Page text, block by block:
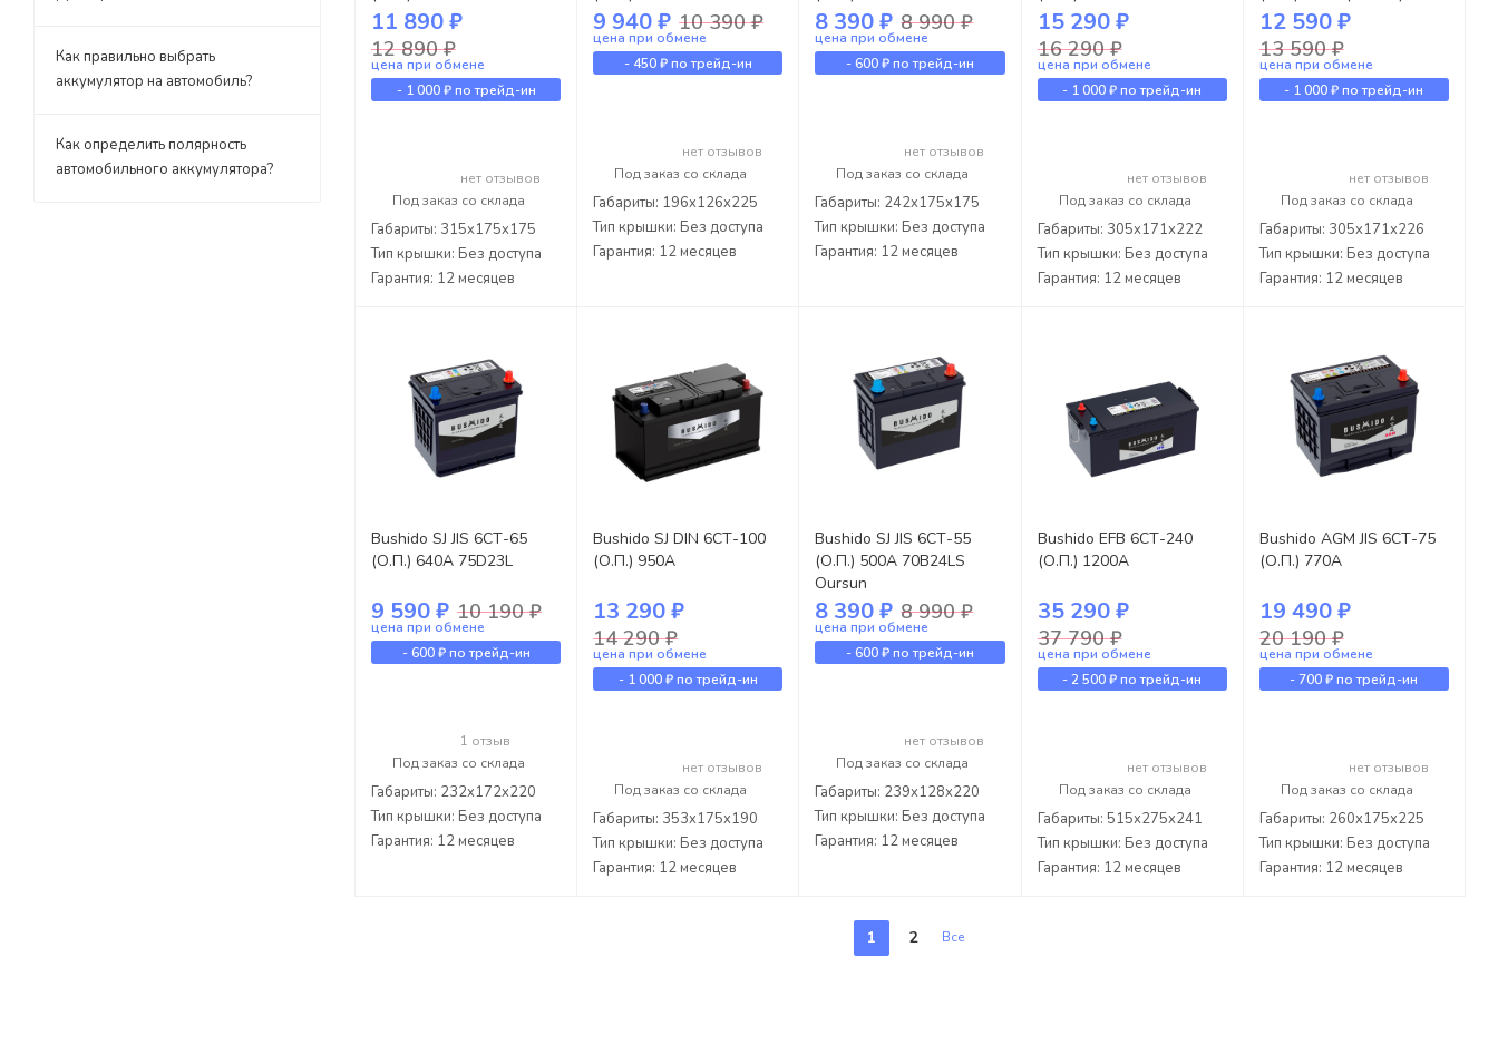
11 890 ₽
12 890 ₽
цена при обмене
- 1 000 ₽ по трейд-ин
нет отзывов
Под заказ со склада
Габариты: 315x175x175
Тип крышки: Без доступа
Гарантия: 12 месяцев
9 940 ₽ 10 390 ₽
цена при обмене
- 450 ₽ по трейд-ин
нет отзывов
Под заказ со склада
Габариты: 196x126x225
Тип крышки: Без доступа
Гарантия: 12 месяцев
8 390 ₽ 8 990 ₽
цена при обмене
-600 ₽по трейд-ин
нет отзывов
Под заказ со склада
Габариты: 242x175x175
Тип крышки: Без доступа
Гарантия: 12 месяцев
15 290 ₽
16 290 ₽
цена при обмене
- 1 000 ₽по трейд-ин
нет отзывов
Под заказ со склада
Габариты: 305x171x222
Тип крышки: Без доступа
Гарантия: 12 месяцев
12 590 ₽
13 590 ₽
цена при обмене
- 1 000 ₽ по трейд-ин
нет отзывов
Под заказ со склада
Габариты: 305x171x226
Тип крышки: Без доступа
Гарантия: 12 месяцев
Bushido SJ JIS 6СТ-65
(О.П.) 640А 75D23L
9 590 ₽ 10 190 ₽
цена при обмене
- 600 ₽ по трейд-ин
1 отзыв
Под заказ со склада
Габариты: 232x172x220
Тип крышки: Без доступа
Гарантия: 12 месяцев
Bushido SJ DIN 6СТ-100
(О.П.) 950А
13 290 ₽
14 290 ₽
цена при обмене
- 1 000 ₽ по трейд-ин
нет отзывов
Под заказ со склада
Габариты: 353x175x190
Тип крышки: Без доступа
Гарантия: 12 месяцев
Bushido SJ JIS 6СТ-55
(О.П.) 500А 70B24LS
Oursun
8 390 ₽ 8 990 ₽
цена при обмене
-600 ₽по трейд-ин
нет отзывов
Под заказ со склада
Габариты: 239x128x220
Тип крышки: Без доступа
Гарантия: 12 месяцев
Bushido EFB 6СТ-240
(О.П.) 1200А
35 290 ₽
37 790 ₽
цена при обмене
-2 500 ₽по трейд-ин
нет отзывов
Под заказ со склада
Габариты: 515x275x241
Тип крышки: Без доступа
Гарантия: 12 месяцев
Bushido AGM JIS 6СТ-75
(О.П.) 770А
19 490 ₽
20 190 ₽
цена при обмене
- 700 ₽ по трейд-ин
нет отзывов
Под заказ со склада
Габариты: 260x175x225
Тип крышки: Без доступа
Гарантия: 12 месяцев
1 2 Все
Как правильно выбрать
аккумулятор на автомобиль?
Как определить полярность
автомобильного аккумулятора?